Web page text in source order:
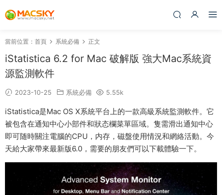
當前位置： 首頁 系統必備 正文
iStatistica 6.2 for Mac 破解版 強大Mac系統資
源監測軟件
2023-10-25 系統必備 5.55k
iStatistica是Mac OS X系統平台上的一款高級系統監測軟件。它
被包含在通知中心小部件和狀态欄菜單區域。隻需滑出通知中心
即可随時關注電腦的CPU，内存，磁盤使用情況和網絡活動。今
天給大家帶來最新版6.0，需要的朋友們可以下載體驗一下。